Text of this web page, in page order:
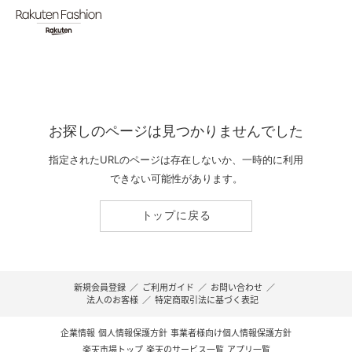
お探しのページは見つかりませんでした
指定されたURLのページは存在しないか、一時的に利用
できない可能性があります。
トップに戻る
新規会員登録 ／ ご利用ガイド ／ お問い合わせ ／
法人のお客様 ／ 特定商取引法に基づく表記
企業情報 個人情報保護方針 事業者様向け個人情報保護方針
楽天市場トップ 楽天のサービス一覧 アプリ一覧